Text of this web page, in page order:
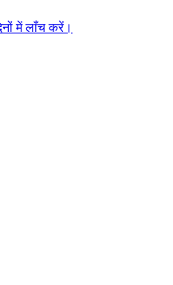
में लाँच करें।